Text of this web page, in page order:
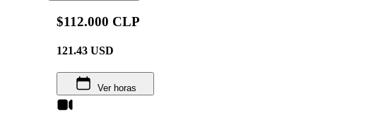
$112.000 CLP
121.43 USD
Ver horas